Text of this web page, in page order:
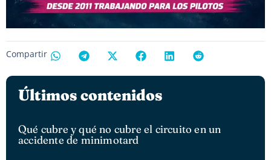
Compartir
Últimos contenidos
Qué cubre y qué no cubre el circuito en un
accidente de minimotard